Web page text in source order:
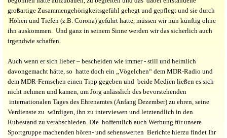
großartige Zusammengehörigkeitsgefühl gehegt und gepflegt und sie durch
Höhen und Tiefen (z.B. Corona) geführt hatte, müssen wir nun künftig ohne
ihn auskommen. Und ganz in seinem Sinne werden wir das sicherlich auch
irgendwie schaffen.
Auch wenn er sich lieber – bescheiden wie immer - still und heimlich
davongemacht hätte, so hatte doch ein „Vögelchen“ dem MDR-Radio und
dem MDR-Fernsehen einen Tipp gegeben und beide Medien ließen es sich
nicht nehmen und kamen, um Jörg anlässlich des bevorstehenden
internationalen Tages des Ehrenamtes (Anfang Dezember) zu ehren, seine
Verdienste zu würdigen, ihn zu interviewen und letztendlich in den
Ruhestand zu verabschieden. Die hoffentlich auch Werbung für unsere
Sportgruppe machenden hören- und sehenswerten Berichte hierzu findet Ihr